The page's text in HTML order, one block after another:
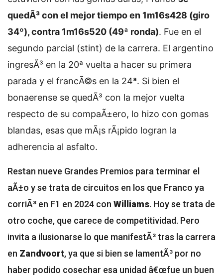
quedÃ³ con el mejor tiempo en 1m16s428 (giro
34º), contra 1m16s520 (49ª ronda). Fue en el
segundo parcial (stint) de la carrera. El argentino
ingresÃ³ en la 20ª vuelta a hacer su primera
parada y el francÃ©s en la 24ª. Si bien el
bonaerense se quedÃ³ con la mejor vuelta
respecto de su compaÃ±ero, lo hizo con gomas
blandas, esas que mÃ¡s rÃ¡pido logran la
adherencia al asfalto.
Restan nueve Grandes Premios para terminar el
aÃ±o y se trata de circuitos en los que Franco ya
corriÃ³ en F1 en 2024 con Williams. Hoy se trata de
otro coche, que carece de competitividad. Pero
invita a ilusionarse lo que manifestÃ³ tras la carrera
en Zandvoort, ya que si bien se lamentÃ³ por no
haber podido cosechar esa unidad â€œfue un buen